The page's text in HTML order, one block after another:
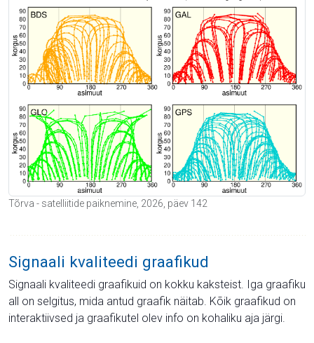
Tõrva - satelliitide paiknemine, 2026, päev 142
Signaali kvaliteedi graafikud
Signaali kvaliteedi graafikuid on kokku kaksteist. Iga graafiku
all on selgitus, mida antud graafik näitab. Kõik graafikud on
interaktiivsed ja graafikutel olev info on kohaliku aja järgi.